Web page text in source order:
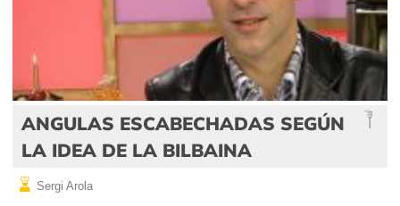
ANGULAS ESCABECHADAS SEGÚN
LA IDEA DE LA BILBAINA
Sergi Arola